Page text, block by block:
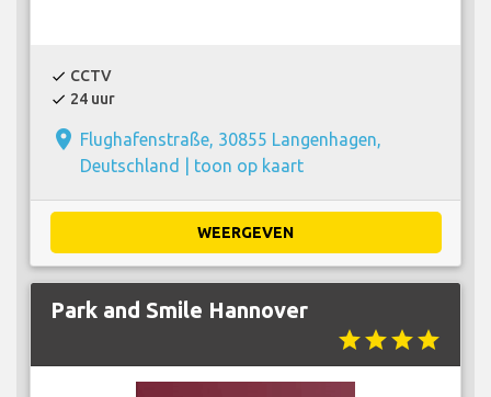
check CCTV
check 24 uur
place Flughafenstraße, 30855 Langenhagen,
Deutschland | toon op kaart
WEERGEVEN
Park and Smile Hannover
starstarstarstar